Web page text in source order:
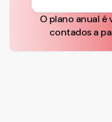
O plano anual é
contados a